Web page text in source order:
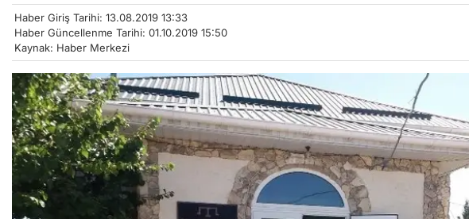
Haber Giriş Tarihi: 13.08.2019 13:33
Haber Güncellenme Tarihi: 01.10.2019 15:50
Kaynak: Haber Merkezi